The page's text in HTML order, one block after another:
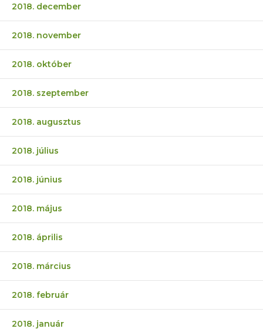
2018. december
2018. november
2018. október
2018. szeptember
2018. augusztus
2018. július
2018. június
2018. május
2018. április
2018. március
2018. február
2018. január